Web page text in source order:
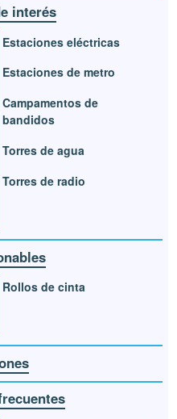
interés
Estaciones eléctricas
Estaciones de metro
Campamentos de
bandidos
Torres de agua
Torres de radio
Rollos de cinta